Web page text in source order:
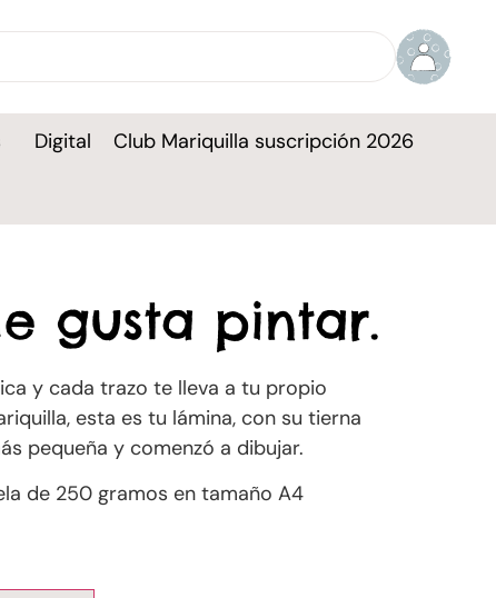
Digital Club Mariquilla suscripción 2026
gusta pintar.
y cada trazo te lleva a tu propio
esta es tu lámina, con su tierna
pequeña y comenzó a dibujar.
de 250 gramos en tamaño A4